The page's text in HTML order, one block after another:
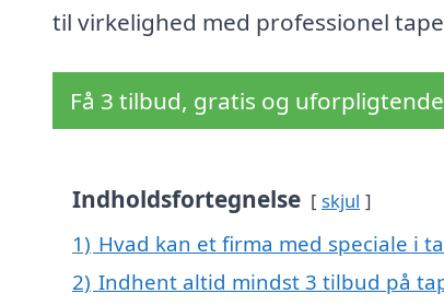
til virkelighed med professionel
Få 3 tilbud, gratis og uforpligtende
Indholdsfortegnelse skjul
1) Hvad kan et firma med speciale i
2) Indhent altid mindst 3 tilbud på